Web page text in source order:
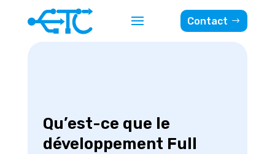
Contact
Qu’est-ce que le
développement Full